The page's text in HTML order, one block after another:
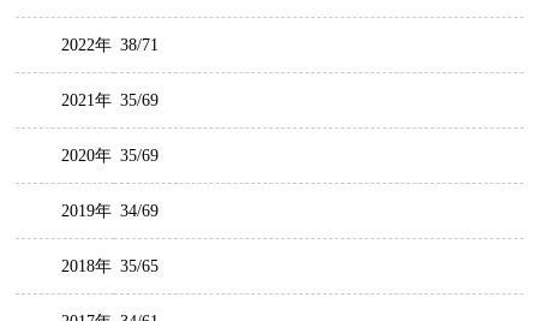
2022年 38/71
2021年 35/69
2020年 35/69
2019年 34/69
2018年 35/65